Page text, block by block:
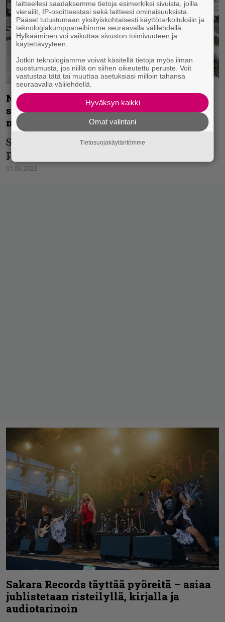
North from Here ilmestyi 30 vuotta
sitten – Sami Lopakka ja Vesa Ranta
muistelevat Sentenced-klassikkoa
Sentencedin toinen pitkäsoitto näki
päivänvalon 1.6.1993.
01.06.2023
Sakara Records täyttää pyöreitä – asiaa
juhlistetaan risteilyllä, kirjalla ja
audiotarinoin
laitteellesi saadaksemme tietoja esimerkiksi sivuista, joilla
vierailit, IP-osoitteestasi sekä laitteesi ominaisuuksista.
Pääset tutustumaan yksityiskohtaisesti käyttötarkoituksiin ja
teknologiakumppaneihimme seuraavalla välilehdellä.
Hylkääminen voi vaikuttaa sivuston toimivuuteen ja
käytettävyyteen.
Jotkin teknologiamme voivat käsitellä tietoja myös ilman
suostumusta, jos niillä on siihen oikeutettu peruste. Voit
vastustaa tätä tai muuttaa asetuksiasi milloin tahansa
seuraavalla välilehdellä.
Hyväksyn kaikki
Omat valintani
Tietosuojakäytäntömme